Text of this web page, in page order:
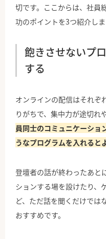
切です。ここからは、社員
功のポイントを3つ紹介しま
飽きさせないプ
する
オンラインの配信はそれぞ
りがちで、集中力が途切れ
員同士のコミュニケーショ
うなプログラムを入れると
登壇者の話が終わったあと
ションする場を設けたり、
ど、ただ話を聞くだけでは
おすすめです。